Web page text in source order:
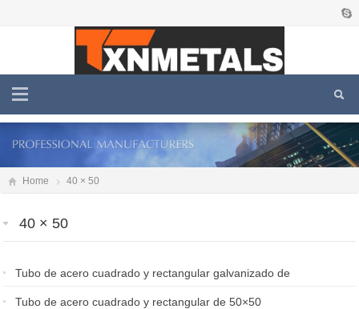
Home 40 × 50
40 × 50
Tubo de acero cuadrado y rectangular galvanizado de
50×50
Tubo de acero cuadrado y rectangular de 50×50